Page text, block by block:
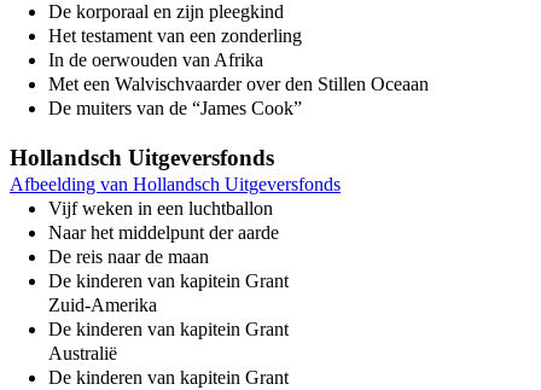
De korporaal en zijn pleegkind
Het testament van een zonderling
In de oerwouden van Afrika
Met een Walvischvaarder over den Stillen Oceaan
De muiters van de “James Cook”
Hollandsch Uitgeversfonds
Afbeelding van Hollandsch Uitgeversfonds
Vijf weken in een luchtballon
Naar het middelpunt der aarde
De reis naar de maan
De kinderen van kapitein Grant
Zuid-Amerika
De kinderen van kapitein Grant
Australië
De kinderen van kapitein Grant